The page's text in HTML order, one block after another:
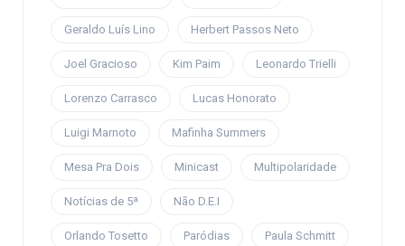
Geraldo Luís Lino Herbert Passos Neto
Joel Gracioso Kim Paim Leonardo Trielli
Lorenzo Carrasco Lucas Honorato
Luigi Marnoto Mafinha Summers
Mesa Pra Dois Minicast Multipolaridade
Notícias de 5ª Não D.E.I
Orlando Tosetto Paródias Paula Schmitt